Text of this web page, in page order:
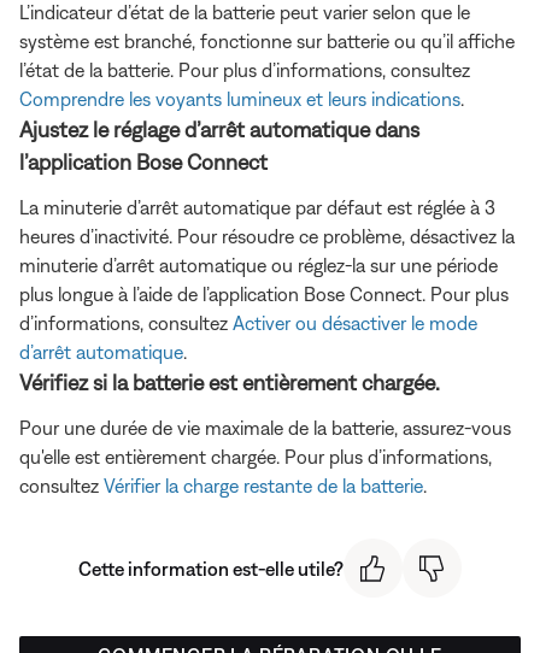
L’indicateur d’état de la batterie peut varier selon que le
système est branché, fonctionne sur batterie ou qu’il affiche
l’état de la batterie. Pour plus d’informations, consultez
Comprendre les voyants lumineux et leurs indications.
Ajustez le réglage d’arrêt automatique dans
l’application Bose Connect
La minuterie d’arrêt automatique par défaut est réglée à 3
heures d’inactivité. Pour résoudre ce problème, désactivez la
minuterie d’arrêt automatique ou réglez-la sur une période
plus longue à l’aide de l’application Bose Connect. Pour plus
d’informations, consultez Activer ou désactiver le mode
d’arrêt automatique.
Vérifiez si la batterie est entièrement chargée.
Pour une durée de vie maximale de la batterie, assurez-vous
qu'elle est entièrement chargée. Pour plus d’informations,
consultez Vérifier la charge restante de la batterie.
Cette information est-elle utile?